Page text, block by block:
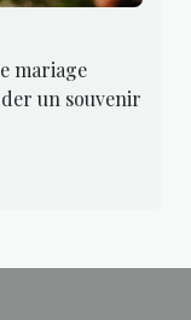
mariage
un souvenir